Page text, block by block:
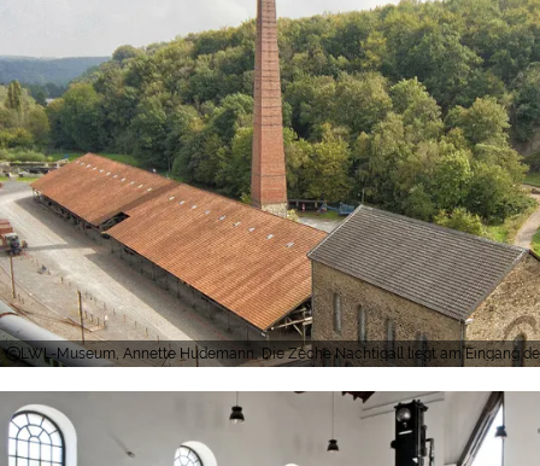
LWL-Museum, Annette Hudemann, Die Zeche Nachtigall liegt am Eingang